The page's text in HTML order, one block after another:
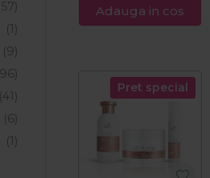
Adauga in cos
Pret special